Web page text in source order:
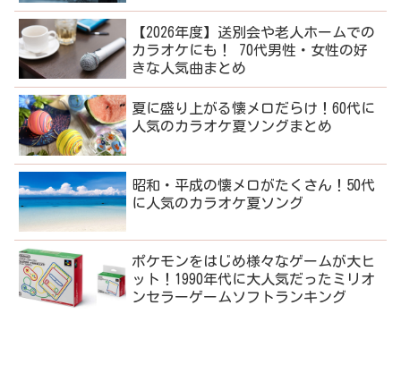
【2026年度】送別会や老人ホームでの
カラオケにも！ 70代男性・女性の好
きな人気曲まとめ
夏に盛り上がる懐メロだらけ！60代に
人気のカラオケ夏ソングまとめ
昭和・平成の懐メロがたくさん！50代
に人気のカラオケ夏ソング
ポケモンをはじめ様々なゲームが大ヒ
ット！1990年代に大人気だったミリオ
ンセラーゲームソフトランキング